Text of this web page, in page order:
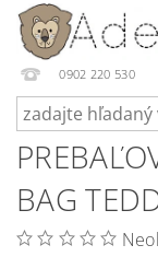
0902 220 530
BAG